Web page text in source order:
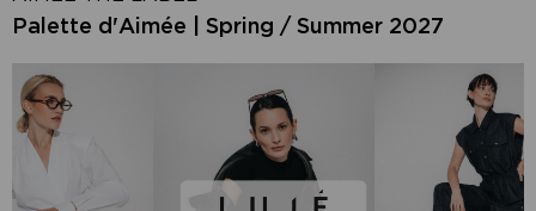
Palette d'Aimée | Spring / Summer 2027